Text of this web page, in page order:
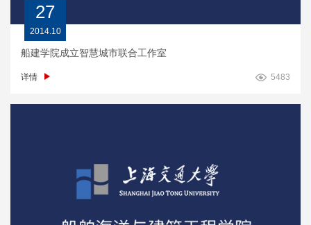
27
2014.10
船建学院成立智慧城市联合工作室
详情 5483